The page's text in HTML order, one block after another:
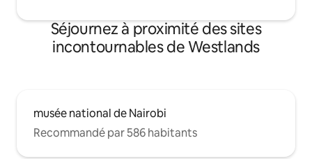
Séjournez à proximité des sites
incontournables de Westlands
musée national de Nairobi
Recommandé par 586 habitants